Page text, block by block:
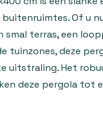
Of u
terras, een
tuinzones, deze
uitstraling. Het
deze pergola tot